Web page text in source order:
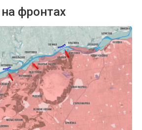
фронтах